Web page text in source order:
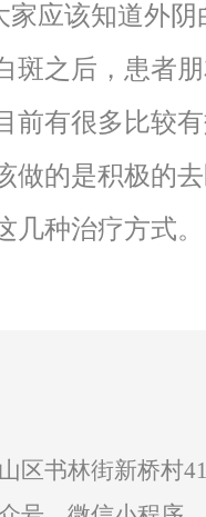
应该知道外阴
斑之后，患者
前有很多比较
做的是积极的
种治疗方式。
区书林街新桥村